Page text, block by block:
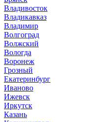
Владивосток
Владикавказ
Владимир
Волгоград
Волжский
Вологда
Воронеж
Грозный
Екатеринбург
Иваново
Ижевск
Иркутск
Казань